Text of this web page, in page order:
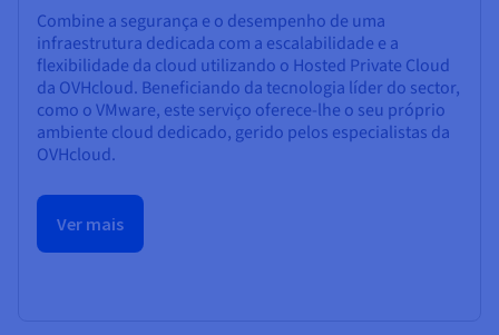
Combine a segurança e o desempenho de uma
infraestrutura dedicada com a escalabilidade e a
flexibilidade da cloud utilizando o Hosted Private Cloud
da OVHcloud. Beneficiando da tecnologia líder do sector,
como o VMware, este serviço oferece-lhe o seu próprio
ambiente cloud dedicado, gerido pelos especialistas da
OVHcloud.
Ver mais